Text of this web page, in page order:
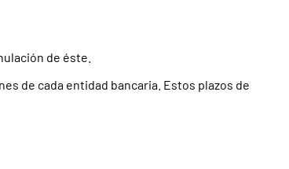
de éste.
de cada entidad bancaria. Estos plazos de